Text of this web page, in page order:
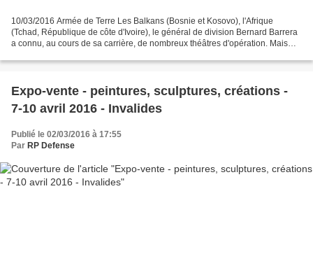
10/03/2016 Armée de Terre Les Balkans (Bosnie et Kosovo), l'Afrique
(Tchad, République de côte d'Ivoire), le général de division Bernard Barrera
a connu, au cours de sa carrière, de nombreux théâtres d'opération. Mais
Expo-vente - peintures, sculptures, créations -
7-10 avril 2016 - Invalides
Publié le 02/03/2016 à 17:55
Par RP Defense